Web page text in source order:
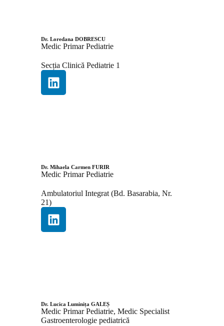
Dr. Loredana DOBRESCU
Medic Primar Pediatrie
Secția Clinică Pediatrie 1
Dr. Mihaela Carmen FURIR
Medic Primar Pediatrie
Ambulatoriul Integrat (Bd. Basarabia, Nr.
21)
Dr. Lucica Luminița GALEȘ
Medic Primar Pediatrie, Medic Specialist
Gastroenterologie pediatrică